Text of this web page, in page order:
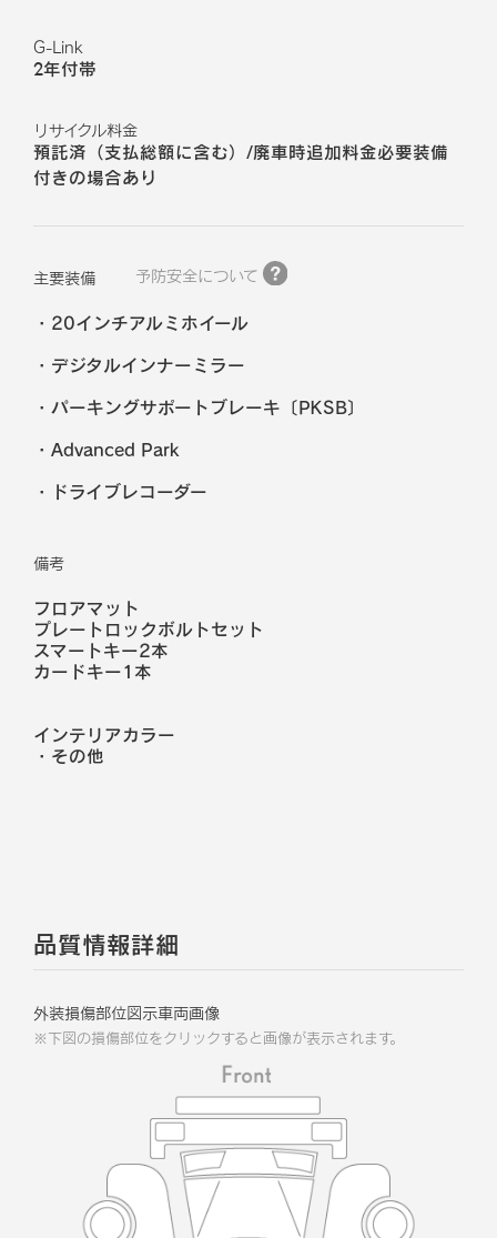
G-Link
2年付帯
リサイクル料金
預託済（支払総額に含む）/廃車時追加料金必要装備
付きの場合あり
主要装備 予防安全について
20インチアルミホイール
デジタルインナーミラー
パーキングサポートブレーキ〔PKSB〕
Advanced Park
ドライブレコーダー
備考
フロアマット
プレートロックボルトセット
スマートキー2本
カードキー1本
インテリアカラー
・ その他
品質情報詳細
外装損傷部位図示車両画像
※下図の損傷部位をクリックすると画像が表示されます。